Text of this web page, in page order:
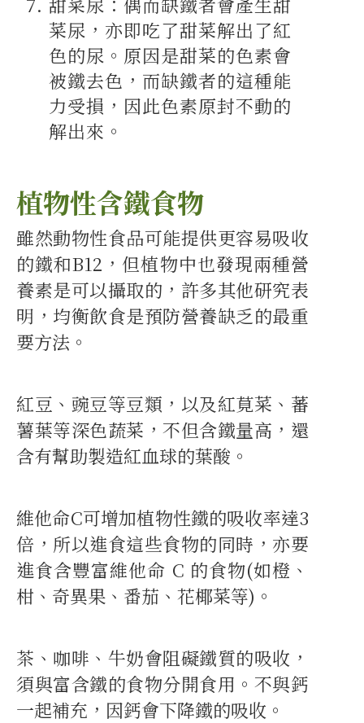
菜尿，亦即吃了甜菜解出了紅
色的尿。原因是甜菜的色素會
被鐵去色，而缺鐵者的這種能
力受損，因此色素原封不動的
解出來。
植物性含鐵食物
雖然動物性食品可能提供更容易吸收
的鐵和B12，但植物中也發現兩種營
養素是可以攝取的，許多其他研究表
明，均衡飲食是預防營養缺乏的最重
要方法。
紅豆、豌豆等豆類，以及紅莧菜、蕃
薯葉等深色蔬菜，不但含鐵量高，還
含有幫助製造紅血球的葉酸。
維他命C可增加植物性鐵的吸收率達3
倍，所以進食這些食物的同時，亦要
進食含豐富維他命 C 的食物(如橙、
柑、奇異果、番茄、花椰菜等)。
茶、咖啡、牛奶會阻礙鐵質的吸收，
須與富含鐵的食物分開食用。不與鈣
一起補充，因鈣會下降鐵的吸收。